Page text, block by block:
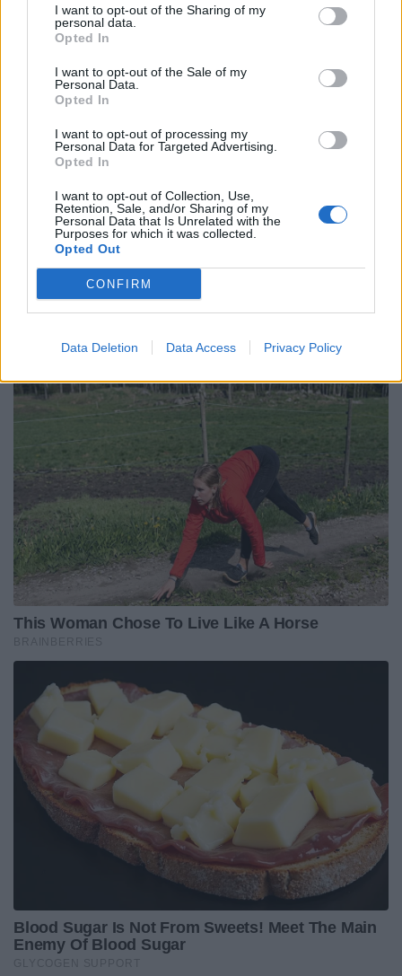
I want to opt-out of the Sharing of my
personal data.
Opted In
I want to opt-out of the Sale of my
Personal Data.
Opted In
I want to opt-out of processing my
Personal Data for Targeted Advertising.
Opted In
I want to opt-out of Collection, Use,
Retention, Sale, and/or Sharing of my
Personal Data that Is Unrelated with the
Purposes for which it was collected.
Opted Out
CONFIRM
Data Deletion Data Access Privacy Policy